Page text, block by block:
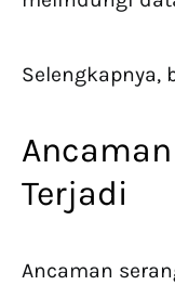
Selengkapnya,
Terjadi
Ancaman